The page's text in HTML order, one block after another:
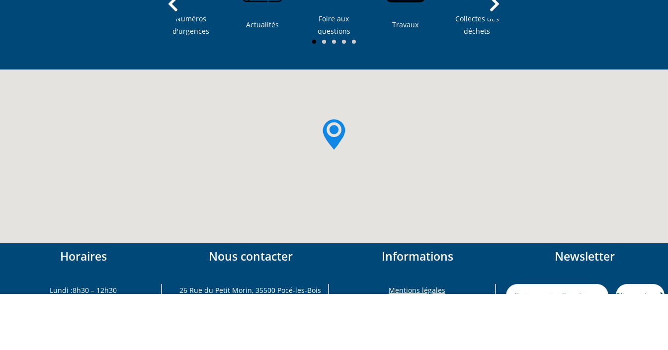
Numéros
d'urgences
Actualités
Foire aux
questions
Travaux
Collectes des
déchets
Horaires
Lundi :8h30 – 12h30
Nous contacter
26 Rue du Petit Morin, 35500 Pocé-les-Bois
Informations
Mentions légales
Newsletter
S'inscrire